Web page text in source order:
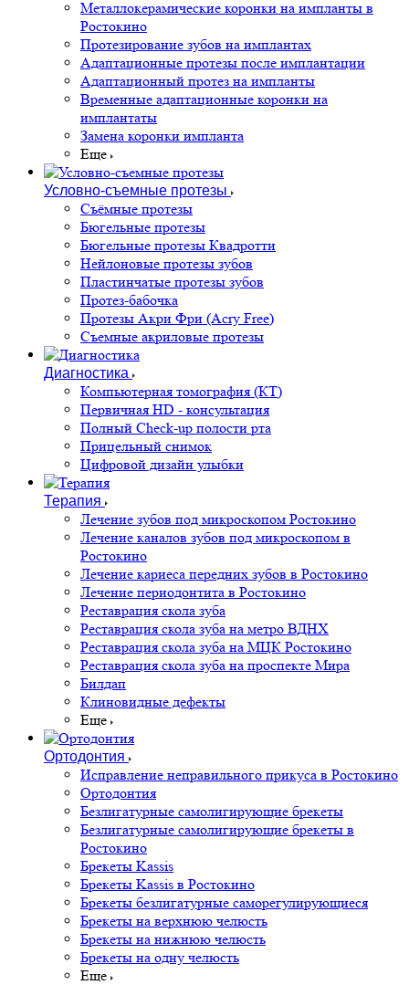
Металлокерамические коронки на импланты в
Ростокино
Протезирование зубов на имплантах
Адаптационные протезы после имплантации
Адаптационный протез на импланты
Временные адаптационные коронки на
имплантаты
Замена коронки импланта
Еще
Условно-съемные протезы
Съёмные протезы
Бюгельные протезы
Бюгельные протезы Квадротти
Нейлоновые протезы зубов
Пластинчатые протезы зубов
Протез-бабочка
Протезы Акри Фри (Acry Free)
Съемные акриловые протезы
Диагностика
Компьютерная томография (КТ)
Первичная HD - консультация
Полный Check-up полости рта
Прицельный снимок
Цифровой дизайн улыбки
Терапия
Лечение зубов под микроскопом Ростокино
Лечение каналов зубов под микроскопом в
Ростокино
Лечение кариеса передних зубов в Ростокино
Лечение периодонтита в Ростокино
Реставрация скола зуба
Реставрация скола зуба на метро ВДНХ
Реставрация скола зуба на МЦК Ростокино
Реставрация скола зуба на проспекте Мира
Билдап
Клиновидные дефекты
Еще
Ортодонтия
Исправление неправильного прикуса в Ростокино
Ортодонтия
Безлигатурные самолигирующие брекеты
Безлигатурные самолигирующие брекеты в
Ростокино
Брекеты Kassis
Брекеты Kassis в Ростокино
Брекеты безлигатурные саморегулирующиеся
Брекеты на верхнюю челюсть
Брекеты на нижнюю челюсть
Брекеты на одну челюсть
Еще